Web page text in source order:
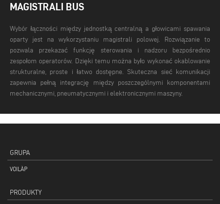
MAGISTRALI BUS
Wybór łączności między jednostką centralną a głowicami spawania
oparty jest na wykorzystaniu magistrali polowej. Rozwiązanie to
pozwala przekazać funkcję sterowania i nadzoru bezpośrednio
zespołom operatorów. Dzięki temu można było wykonać okablowanie
strukturalne, proste i łatwo dostępne. Skuteczna sieć komunikacji
zapewnia pełną integrację między poszczególnymi komponentami
mechanicznymi, pneumatycznymi i elektronicznymi maszyny.
GRUPA
VOILÀP
PRODUKTY